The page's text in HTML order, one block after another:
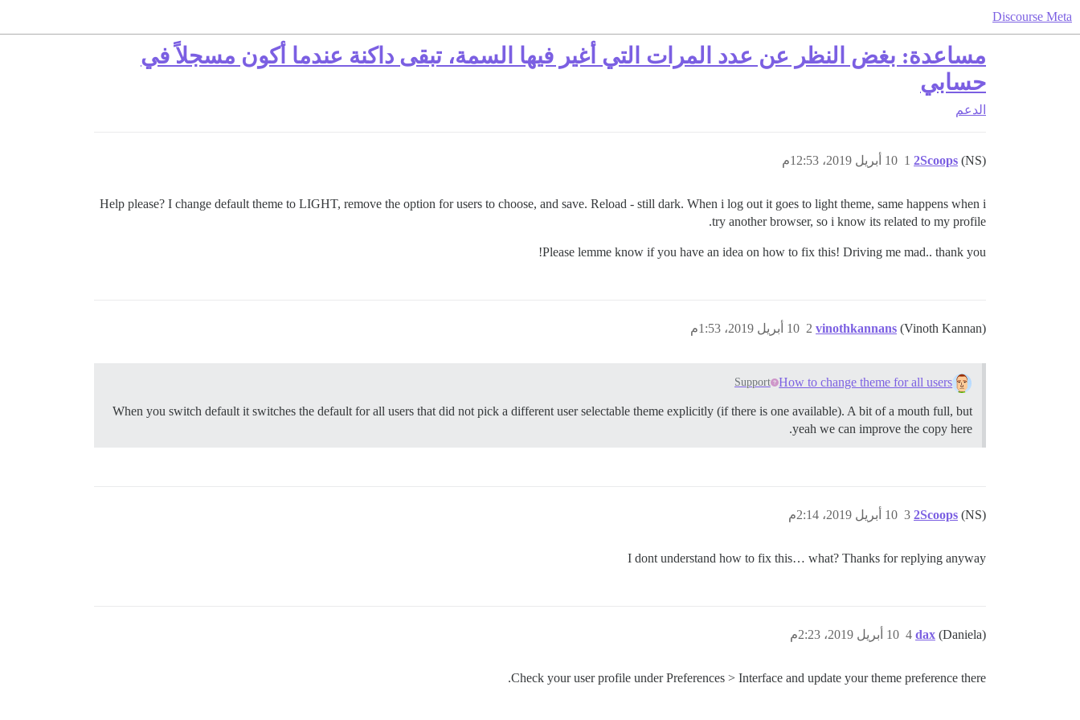
Discourse Meta
مساعدة: بغض النظر عن عدد المرات التي أغير فيها السمة، تبقى داكنة عندما أكون مسجلاً في
حسابي
الدعم
2Scoops (NS) 10 أبريل 2019، 12:53م 1
Help please? I change default theme to LIGHT, remove the option for users to choose, and save. Reload - still dark. When i log out it goes to light theme, same happens when i
try another browser, so i know its related to my profile.
Please lemme know if you have an idea on how to fix this! Driving me mad.. thank you!
vinothkannans (Vinoth Kannan) 10 أبريل 2019، 1:53م 2
How to change theme for all users
Support
When you switch default it switches the default for all users that did not pick a different user selectable theme explicitly (if there is one available). A bit of a mouth full, but
yeah we can improve the copy here.
2Scoops (NS) 10 أبريل 2019، 2:14م 3
I dont understand how to fix this… what? Thanks for replying anyway
dax (Daniela) 10 أبريل 2019، 2:23م 4
Check your user profile under Preferences > Interface and update your theme preference there.